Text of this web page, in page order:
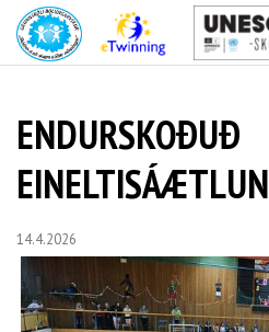
ENDURSKOÐUÐ
EINELTISÁÆTLUN
14.4.2026